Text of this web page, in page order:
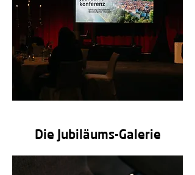
Die Jubiläums-Galerie